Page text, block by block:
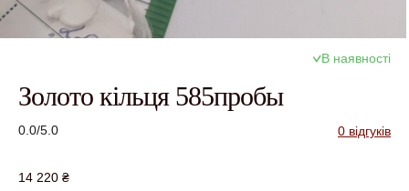
В наявності
Золото кільця 585пробы
0.0/5.0 0 відгуків
14 220 ₴